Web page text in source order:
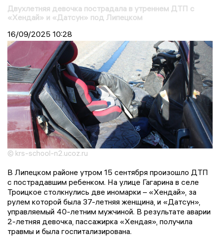
Двухлетняя девочка пострадала в утреннем ДТП с
«Хендай» и «Датсун» под Липецком
16/09/2025 10:28
© krs-school-n2.ucoz.ru
В Липецком районе утром 15 сентября произошло ДТП
с пострадавшим ребенком. На улице Гагарина в селе
Троицкое столкнулись две иномарки – «Хендай», за
рулем которой была 37-летняя женщина, и «Датсун»,
управляемый 40-летним мужчиной. В результате аварии
2-летняя девочка, пассажирка «Хендая», получила
травмы и была госпитализирована.